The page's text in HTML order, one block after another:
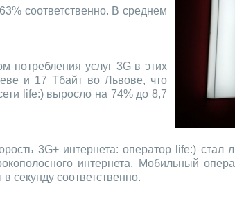
соответственно. В среднем
потребления услуг 3G в этих
и 17 Тбайт во Львове, что
life:) выросло на 74% до 8,7
3G+ интернета: оператор life:) стал
интернета. Мобильный
секунду соответственно.